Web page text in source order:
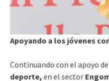
Apoyando a los jóvenes
Continuando con el apoyo
deporte, en el sector